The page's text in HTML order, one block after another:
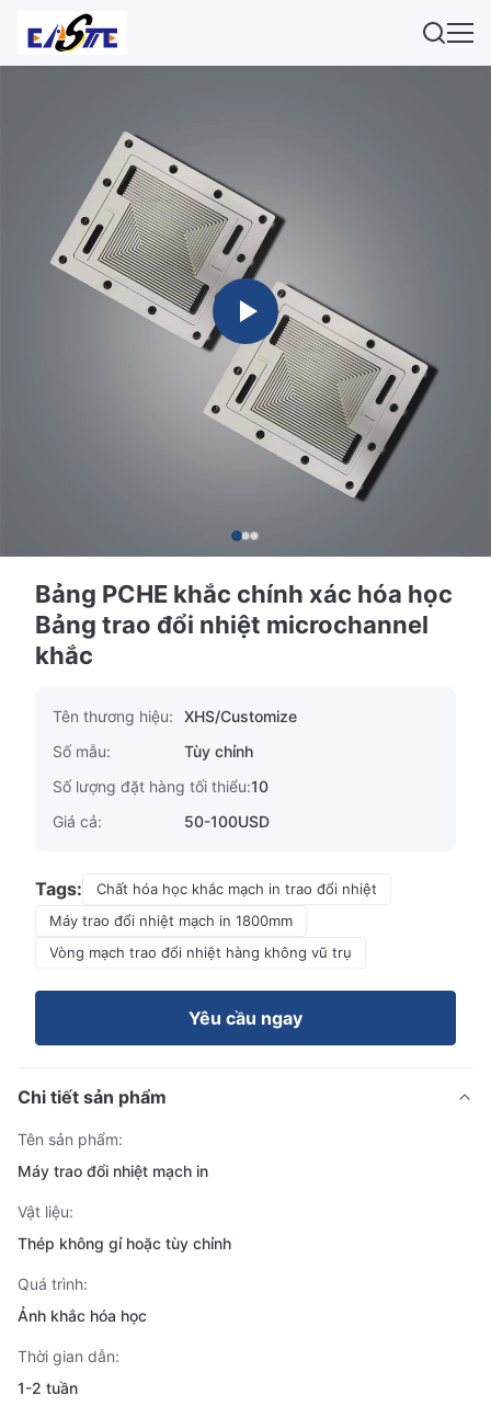
Bảng PCHE khắc chính xác hóa học
Bảng trao đổi nhiệt microchannel
khắc
Tên thương hiệu:
XHS/Customize
Số mẫu:
Tùy chỉnh
Số lượng đặt hàng tối thiểu:10
Giá cả:
50-100USD
Tags:
Chất hóa học khắc mạch in trao đổi nhiệt
Máy trao đổi nhiệt mạch in 1800mm
Vòng mạch trao đổi nhiệt hàng không vũ trụ
Yêu cầu ngay
Chi tiết sản phẩm
Tên sản phẩm:
Máy trao đổi nhiệt mạch in
Vật liệu:
Thép không gỉ hoặc tùy chỉnh
Quá trình:
Ảnh khắc hóa học
Thời gian dẫn:
1-2 tuần